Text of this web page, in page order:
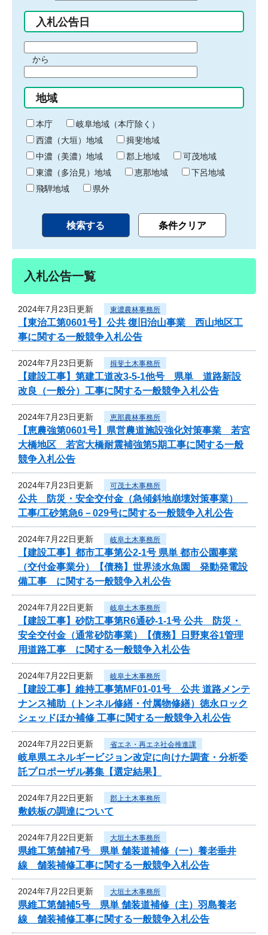
入札公告日
間
始
り
から
間
終
わ
り
地域
本庁
岐阜地域（本庁除く）
西濃（大垣）地域
揖斐地域
中濃（美濃）地域
郡上地域
可茂地域
東濃（多治見）地域
恵那地域
下呂地域
飛騨地域
県外
入札公告一覧
2024年7月23日更新 東濃農林事務所
【東治工第0601号】公共 復旧治山事業 西山地区工
事に関する一般競争入札公告
2024年7月23日更新 揖斐土木事務所
【建設工事】第建工道改3-5-1他号 県単 道路新設
改良（一般分）工事に関する一般競争入札公告
2024年7月23日更新 恵那農林事務所
【恵農強第0601号】県営農道施設強化対策事業 若宮
大橋地区 若宮大橋耐震補強第5期工事に関する一般
競争入札公告
2024年7月23日更新 可茂土木事務所
公共 防災・安全交付金（急傾斜地崩壊対策事業）
工事/工砂第急6－029号に関する一般競争入札公告
2024年7月22日更新 岐阜土木事務所
【建設工事】都市工事第公2-1号 県単 都市公園事業
（交付金事業分）【債務】世界淡水魚園 発動発電設
備工事 に関する一般競争入札公告
2024年7月22日更新 岐阜土木事務所
【建設工事】砂防工事第R6通砂-1-1号 公共 防災・
安全交付金（通常砂防事業）【債務】日野東谷1管理
用道路工事 に関する一般競争入札公告
2024年7月22日更新 岐阜土木事務所
【建設工事】維持工事第MF01-01号 公共 道路メンテ
ナンス補助（トンネル修繕・付属物修繕）徳永ロック
シェッドほか補修 工事に関する一般競争入札公告
2024年7月22日更新 省エネ・再エネ社会推進課
岐阜県エネルギービジョン改定に向けた調査・分析委
託プロポーザル募集【選定結果】
2024年7月22日更新 郡上土木事務所
敷鉄板の調達について
2024年7月22日更新 大垣土木事務所
県維工第舗補7号 県単 舗装道補修（一）養老垂井
線 舗装補修工事に関する一般競争入札公告
2024年7月22日更新 大垣土木事務所
県維工第舗補5号 県単 舗装道補修（主）羽島養老
線 舗装補修工事に関する一般競争入札公告